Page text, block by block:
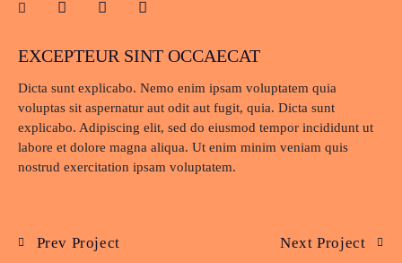
EXCEPTEUR SINT OCCAECAT
Dicta sunt explicabo. Nemo enim ipsam voluptatem quia
voluptas sit aspernatur aut odit aut fugit, quia. Dicta sunt
explicabo. Adipiscing elit, sed do eiusmod tempor incididunt ut
labore et dolore magna aliqua. Ut enim minim veniam quis
nostrud exercitation ipsam voluptatem.
Prev Project Next Project